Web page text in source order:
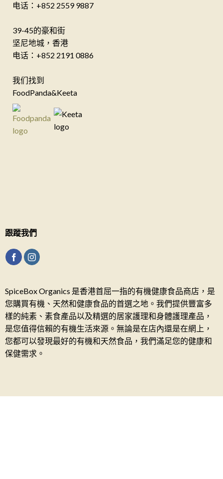
电话：+852 2559 9887
39-45的豪和街
坚尼地城，香港
电话：+852 2191 0886
我们找到
FoodPanda&Keeta
跟蹤我們
SpiceBox Organics 是香港首屈一指的有機健康食品商店，是
您購買有機、天然和健康食品的首選之地。我們提供豐富多
樣的純素、素食產品以及精選的居家護理和身體護理產品，
是您值得信賴的有機生活來源。無論是在店內還是在網上，
您都可以發現最好的有機和天然食品，我們滿足您的健康和
保健需求。